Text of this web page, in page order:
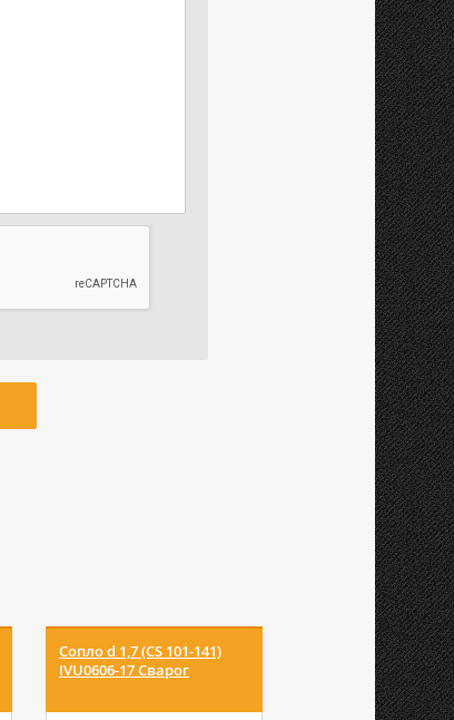
Сопло d 1,7 (CS 101-141)
IVU0606-17 Сварог
Сопло d 1,8 (CS 151)
IVU0604-18 Сварог